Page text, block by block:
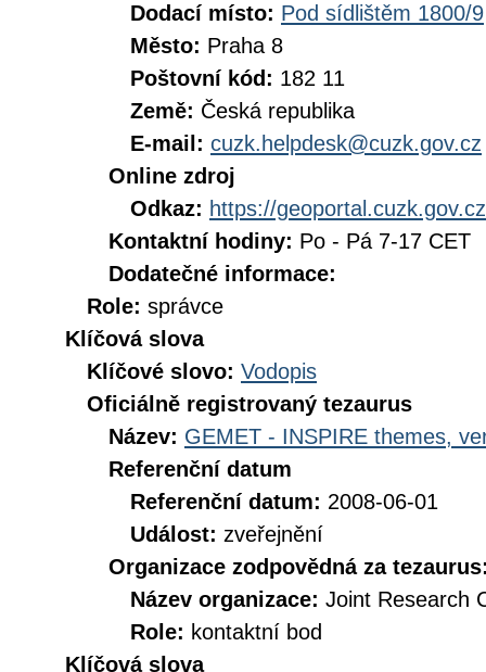
Dodací místo: Pod sídlištěm 1800/9
Město: Praha 8
Poštovní kód: 182 11
Země: Česká republika
E-mail: cuzk.helpdesk@cuzk.gov.cz
Online zdroj
Odkaz: https://geoportal.cuzk.gov.cz
Kontaktní hodiny: Po - Pá 7-17 CET
Dodatečné informace:
Role: správce
Klíčová slova
Klíčové slovo: Vodopis
Oficiálně registrovaný tezaurus
Název: GEMET - INSPIRE themes,
Referenční datum
Referenční datum: 2008-06-01
Událost: zveřejnění
Organizace zodpovědná za
Název organizace: Joint Research
Role: kontaktní bod
Klíčová slova